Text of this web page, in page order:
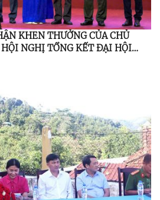
KHEN THƯỞNG CỦA CHỦ
NGHỊ TỔNG KẾT ĐẠI HỘI